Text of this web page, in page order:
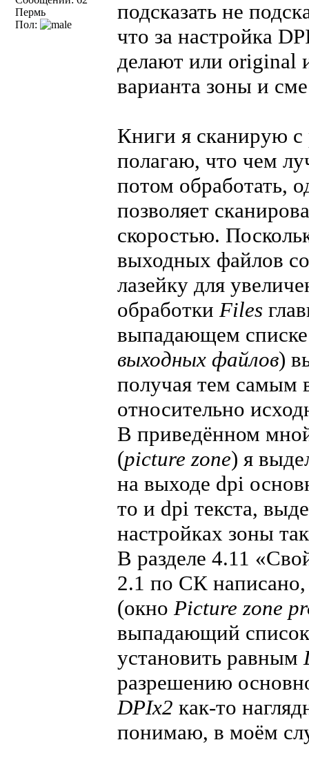
Пермь
Пол:
подсказать не
что за настройка
делают или original
варианта зоны и
Книги я сканирую с
полагаю, что чем
потом обработать,
позволяет
скоростью.
выходных файлов
лазейку для
обработки Files
выпадающем
выходных файлов)
получая тем самым
относительно
В приведённом
(picture zone) я
на выходе dpi
то и dpi текста,
настройках зоны
В разделе 4.11
2.1 по СК написано,
(окно Picture zone
выпадающий
установить равным
разрешению
DPIх2 как-то
понимаю, в моём